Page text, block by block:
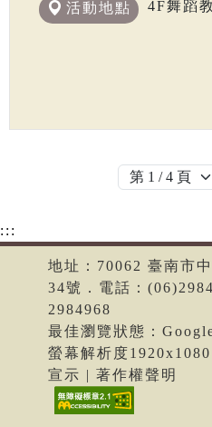
活動地點 4F舞蹈
:::
地址：70062 臺南市
34號．電話：
2984968
最佳瀏覽狀態：
螢幕解析度
宣示 | 著作權聲明